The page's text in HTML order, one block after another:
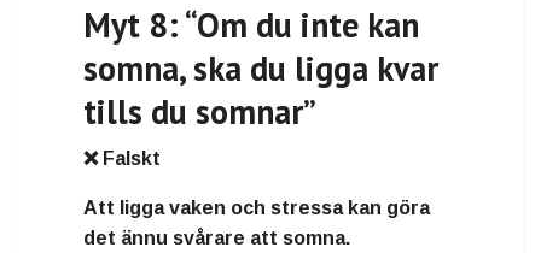
Myt 8: “Om du inte kan
somna, ska du ligga kvar
tills du somnar”
❌ Falskt
Att ligga vaken och stressa kan göra
det ännu svårare att somna.